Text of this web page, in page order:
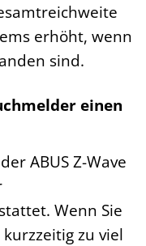
erhöht, wenn
sind.
einen
ABUS Z-Wave
Wenn Sie
zu viel